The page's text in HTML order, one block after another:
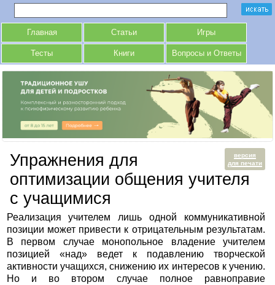
Главная Статьи Игры
Тесты Книги Вопросы и Ответы
версия
для печати
Упражнения для
оптимизации общения учителя
с учащимися
Реализация учителем лишь одной коммуникативной
позиции может привести к отрицательным результатам.
В первом случае монопольное владение учителем
позицией «над» ведет к подавлению творческой
активности учащихся, снижению их интересов к учению.
Но и во втором случае полное равноправие